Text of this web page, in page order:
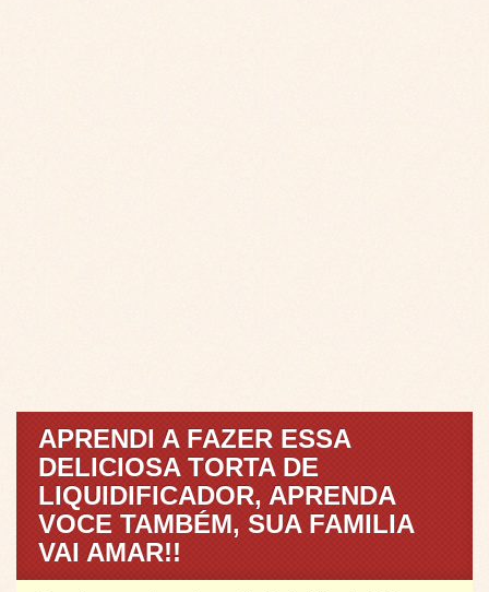
APRENDI A FAZER ESSA
DELICIOSA TORTA DE
LIQUIDIFICADOR, APRENDA
VOCE TAMBÉM, SUA FAMILIA
VAI AMAR!!